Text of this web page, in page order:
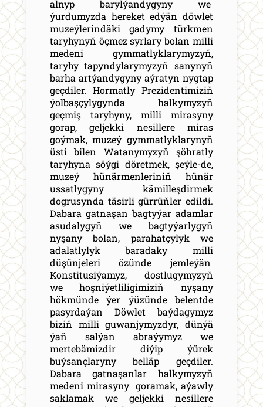
alnyp barylýandygyny we
ýurdumyzda hereket edýän döwlet
muzeýlerindäki gadymy türkmen
taryhynyň öçmez syrlary bolan milli
medeni gymmatlyklarymyzyň,
taryhy tapyndylarymyzyň sanynyň
barha artýandygyny aýratyn nygtap
geçdiler. Hormatly Prezidentimiziň
ýolbaşçylygynda halkymyzyň
geçmiş taryhyny, milli mirasyny
gorap, geljekki nesillere miras
goýmak, muzeý gymmatlyklarynyň
üsti bilen Watanymyzyň şöhratly
taryhyna söýgi döretmek, şeýle-de,
muzeý hünärmenleriniň hünär
ussatlygyny kämilleşdirmek
dogrusynda täsirli gürrüňler edildi.
Dabara gatnaşan bagtyýar adamlar
asudalygyň we bagtyýarlygyň
nyşany bolan, parahatçylyk we
adalatlylyk baradaky milli
düşünjeleri özünde jemleýän
Konstitusiýamyz, dostlugymyzyň
we hoşniýetliligimiziň nyşany
hökmünde ýer ýüzünde belentde
pasyrdaýan Döwlet baýdagymyz
biziň milli guwanjymyzdyr, dünýä
ýaň salýan abraýymyz we
mertebämizdir diýip ýürek
buýsançlaryny belläp geçdiler.
Dabara gatnaşanlar halkymyzyň
medeni mirasyny goramak, aýawly
saklamak we geljekki nesillere